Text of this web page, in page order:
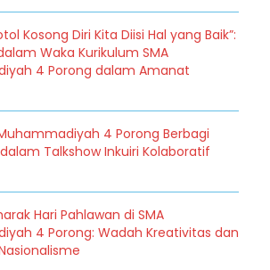
Kosong Diri Kita Diisi Hal yang Baik”:
Waka Kurikulum SMA
4 Porong dalam Amanat
4 Porong Berbagi
Talkshow Inkuiri Kolaboratif
Hari Pahlawan di SMA
4 Porong: Wadah Kreativitas dan